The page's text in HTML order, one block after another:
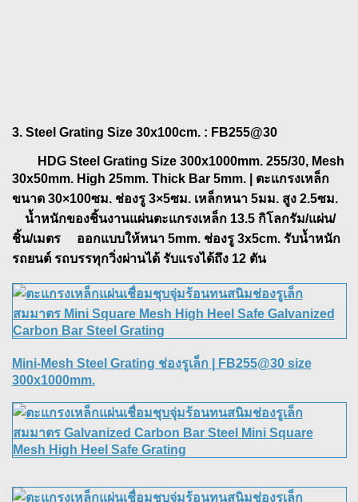
3. Steel Grating Size 30x100cm. : FB255@30
HDG Steel Grating Size 300x1000mm. 255/30, Mesh
30x50mm. High 25mm. Thick Bar 5mm. | ตะแกรงเหล็ก
ขนาด 30×100ซม. ช่องรู 3×5ซม. เหล็กหนา 5มม. สูง 2.5ซม.
น้ำหนักของชิ้นงานแผ่นตะแกรงเหล็ก 13.5 กิโลกรัม/แผ่น/
ชิ้น/เมตร ออกแบบให้หนา 5mm. ช่องรู 3x5cm. รับน้ำหนัก
รถยนต์ รถบรรทุกวิ่งผ่านได้ รับแรงได้ถึง 12 ตัน
Mini-Mesh Steel Grating ช่องรูเล็ก
| FB255@30 size
300x1000mm.